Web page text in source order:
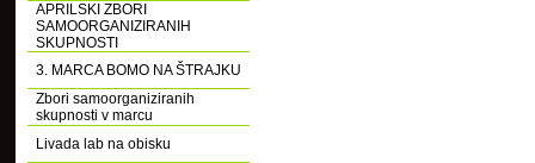
APRILSKI ZBORI
SAMOORGANIZIRANIH
SKUPNOSTI
3. MARCA BOMO NA ŠTRAJKU
Zbori samoorganiziranih
skupnosti v marcu
Livada lab na obisku